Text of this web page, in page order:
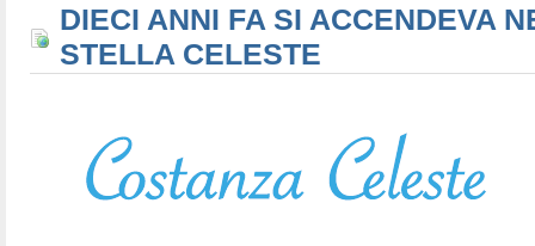
DIECI ANNI FA SI ACCENDEVA
STELLA CELESTE